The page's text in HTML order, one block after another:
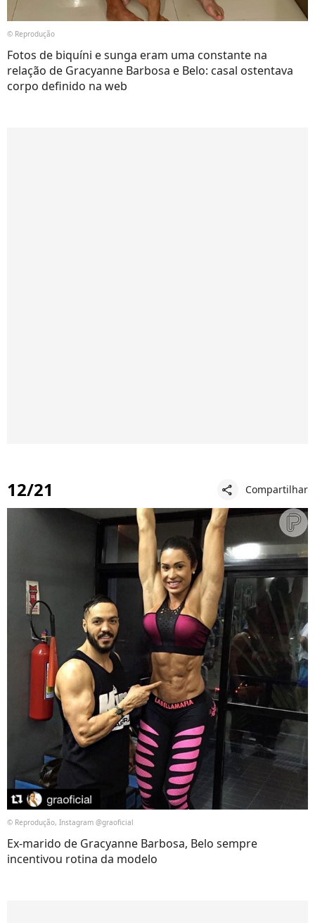
© Reprodução
Fotos de biquíni e sunga eram uma constante na
relação de Gracyanne Barbosa e Belo: casal ostentava
corpo definido na web
12/21 share Compartilhar
© Reprodução, Instagram @graoficial
Ex-marido de Gracyanne Barbosa, Belo sempre
incentivou rotina da modelo